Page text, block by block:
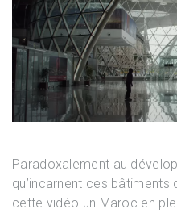
Paradoxalement au
qu’incarnent ces bâtiments
cette vidéo un Maroc en